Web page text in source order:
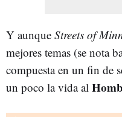
Y aunque Streets of
mejores temas (se nota
compuesta en un fin de
un poco la vida al